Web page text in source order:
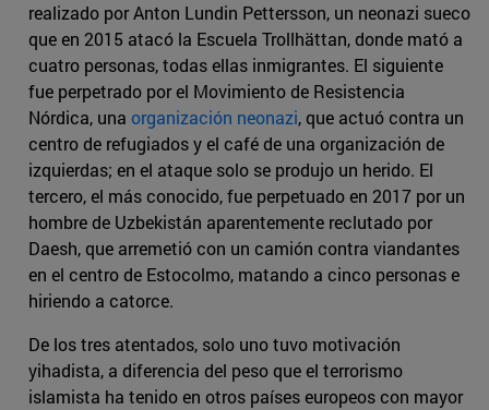
realizado por Anton Lundin Pettersson, un neonazi sueco
que en 2015 atacó la Escuela Trollhättan, donde mató a
cuatro personas, todas ellas inmigrantes. El siguiente
fue perpetrado por el Movimiento de Resistencia
Nórdica, una organización neonazi, que actuó contra un
centro de refugiados y el café de una organización de
izquierdas; en el ataque solo se produjo un herido. El
tercero, el más conocido, fue perpetuado en 2017 por un
hombre de Uzbekistán aparentemente reclutado por
Daesh, que arremetió con un camión contra viandantes
en el centro de Estocolmo, matando a cinco personas e
hiriendo a catorce.
De los tres atentados, solo uno tuvo motivación
yihadista, a diferencia del peso que el terrorismo
islamista ha tenido en otros países europeos con mayor